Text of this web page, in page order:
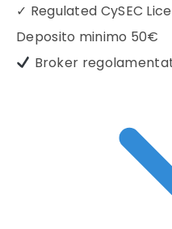
✓ Regulated CySEC
Deposito minimo 50€
Broker